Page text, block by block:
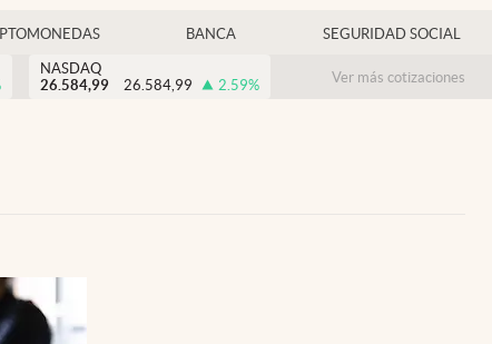
USA
Colombia
BANCA SEGURIDAD SOCIAL
NASDAQ
26.584,99
26.584,99 2.59% Ver más cotizaciones